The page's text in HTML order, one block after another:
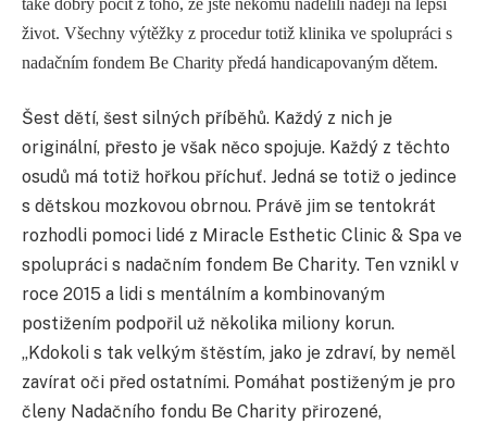
také dobrý pocit z toho, že jste někomu nadělili naději na lepší
život. Všechny výtěžky z procedur totiž klinika ve spolupráci s
nadačním fondem Be Charity předá handicapovaným dětem.
Šest dětí, šest silných příběhů. Každý z nich je
originální, přesto je však něco spojuje. Každý z těchto
osudů má totiž hořkou příchuť. Jedná se totiž o jedince
s dětskou mozkovou obrnou. Právě jim se tentokrát
rozhodli pomoci lidé z Miracle Esthetic Clinic & Spa ve
spolupráci s nadačním fondem Be Charity. Ten vznikl v
roce 2015 a lidi s mentálním a kombinovaným
postižením podpořil už několika miliony korun.
„Kdokoli s tak velkým štěstím, jako je zdraví, by neměl
zavírat oči před ostatními. Pomáhat postiženým je pro
členy Nadačního fondu Be Charity přirozené,